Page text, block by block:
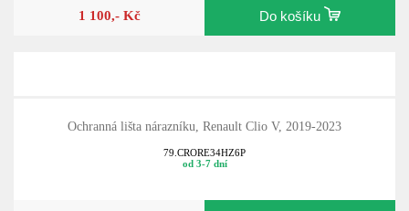
1 100,- Kč Do košíku
Ochranná lišta nárazníku, Renault Clio V, 2019-2023
79.CRORE34HZ6P
od 3-7 dní